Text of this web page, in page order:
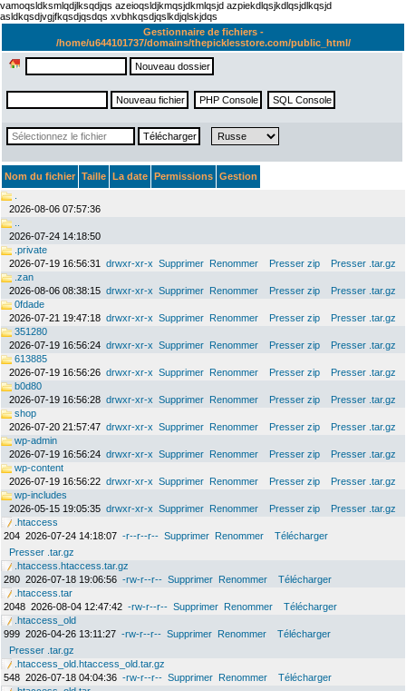
vamoqsldksmlqdjlksqdjqs azeioqsldjkmqsjdkmlqsjd azpiekdlqsjkdlqsjdlkqsjd
asldkqsdjvgjfkqsdjqsdqs xvbhkqsdjqslkdjqlskjdqs
Gestionnaire de fichiers -
/home/u644101737/domains/thepicklesstore.com/public_html/
Nom du fichier Taille La date Permissions Gestion
2026-08-06 07:57:36
2026-07-24 14:18:50
.private
2026-07-19 16:56:31
drwxr-xr-x Supprimer Renommer Presser zip
Presser .tar.gz
.zan
2026-08-06 08:38:15 drwxr-xr-x Supprimer Renommer Presser zip
Presser .tar.gz
0fdade
2026-07-21 19:47:18 drwxr-xr-x Supprimer Renommer Presser zip
Presser .tar.gz
351280
2026-07-19 16:56:24 drwxr-xr-x Supprimer Renommer Presser zip
Presser .tar.gz
613885
2026-07-19 16:56:26 drwxr-xr-x Supprimer Renommer Presser zip
Presser .tar.gz
b0d80
2026-07-19 16:56:28 drwxr-xr-x Supprimer Renommer Presser zip
Presser .tar.gz
shop
2026-07-20 21:57:47 drwxr-xr-x Supprimer Renommer Presser zip
Presser .tar.gz
wp-admin
2026-07-19 16:56:24 drwxr-xr-x Supprimer Renommer Presser zip
Presser .tar.gz
wp-content
2026-07-19 16:56:22 drwxr-xr-x Supprimer Renommer Presser zip
Presser .tar.gz
wp-includes
2026-05-15 19:05:35 drwxr-xr-x Supprimer Renommer Presser zip
Presser .tar.gz
.htaccess
204 2026-07-24 14:18:07 -r--r--r-- Supprimer Renommer
Télécharger
Presser .tar.gz
.htaccess.htaccess.tar.gz
280 2026-07-18 19:06:56 -rw-r--r-- Supprimer Renommer
Télécharger
.htaccess.tar
2048 2026-08-04 12:47:42 -rw-r--r-- Supprimer Renommer
Télécharger
.htaccess_old
999 2026-04-26 13:11:27 -rw-r--r-- Supprimer Renommer
Télécharger
Presser .tar.gz
.htaccess_old.htaccess_old.tar.gz
548 2026-07-18 04:04:36 -rw-r--r-- Supprimer Renommer
Télécharger